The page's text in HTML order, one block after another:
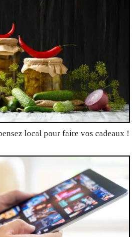
local pour faire vos cadeaux !